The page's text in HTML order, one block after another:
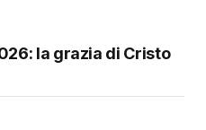
la grazia di Cristo